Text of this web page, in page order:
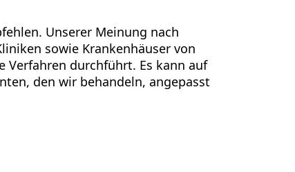
Unserer Meinung nach
sowie Krankenhäuser von
Verfahren durchführt. Es kann auf
den wir behandeln, angepasst